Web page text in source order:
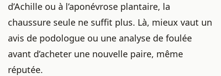
d’Achille ou à l’aponévrose plantaire, la
chaussure seule ne suffit plus. Là, mieux vaut un
avis de podologue ou une analyse de foulée
avant d’acheter une nouvelle paire, même
réputée.